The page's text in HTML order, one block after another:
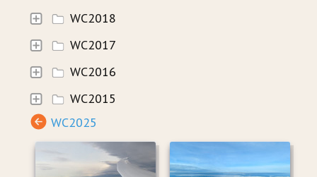
WC2018
WC2017
WC2016
WC2015
WC2025